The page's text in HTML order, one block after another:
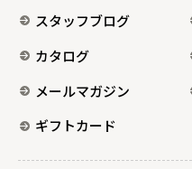
スタッフブログ
カタログ
メールマガジン
ギフトカード